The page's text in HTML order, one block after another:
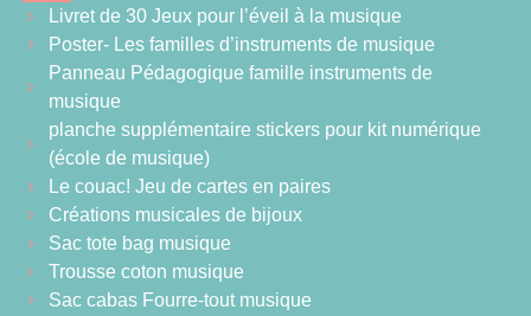
Livret de 30 Jeux pour l’éveil à la musique
Poster- Les familles d’instruments de musique
Panneau Pédagogique famille instruments de
musique
planche supplémentaire stickers pour kit numérique
(école de musique)
Le couac! Jeu de cartes en paires
Créations musicales de bijoux
Sac tote bag musique
Trousse coton musique
Sac cabas Fourre-tout musique